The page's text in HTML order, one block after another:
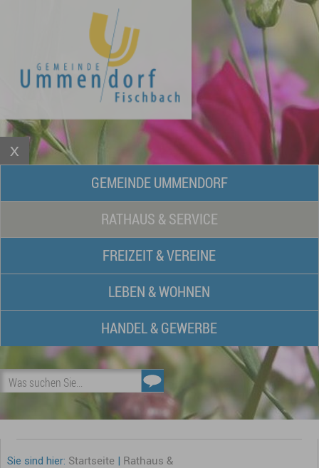
GEMEINDE UMMENDORF
RATHAUS & SERVICE
FREIZEIT & VEREINE
LEBEN & WOHNEN
HANDEL & GEWERBE
Was suchen Sie...
Sie sind hier: Startseite | Rathaus &